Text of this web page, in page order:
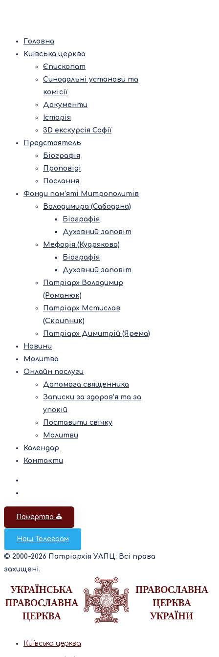
Головна
Київська церква
Єпископат
Синодальні установи та
комісії
Документи
Історія
3D екскурсія Софії
Предстоятель
Біографія
Проповіді
Послання
Фонди пам’яті Митрополитів
Володимира (Сабодана)
Біографія
Духовний заповіт
Мефодія (Кудрякова)
Біографія
Духовний заповіт
Патріарх Володимир
(Романюк)
Патріарх Мстислав
(Скрипник)
Патріарх Димитрій (Ярема)
Новини
Молитва
Онлайн послуги
Допомога священника
Записки за здоров’я та за
упокій
Поставити свічку
Молитви
Календар
Контакти
Пожертва ⛪️
Наш Телеграм
© 2000-2026 Патріархія УАПЦ. Всі права
захищені.
Київська церква